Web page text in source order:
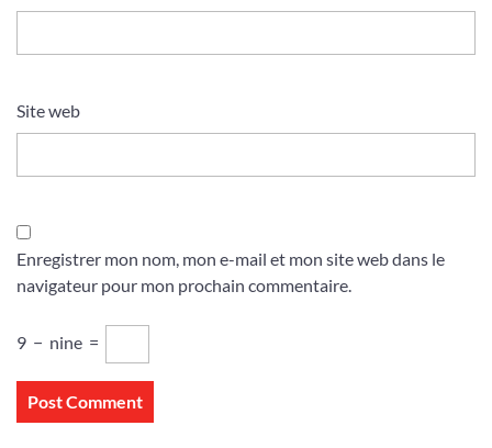
Site web
Enregistrer mon nom, mon e-mail et mon site web dans le
navigateur pour mon prochain commentaire.
9 − nine =